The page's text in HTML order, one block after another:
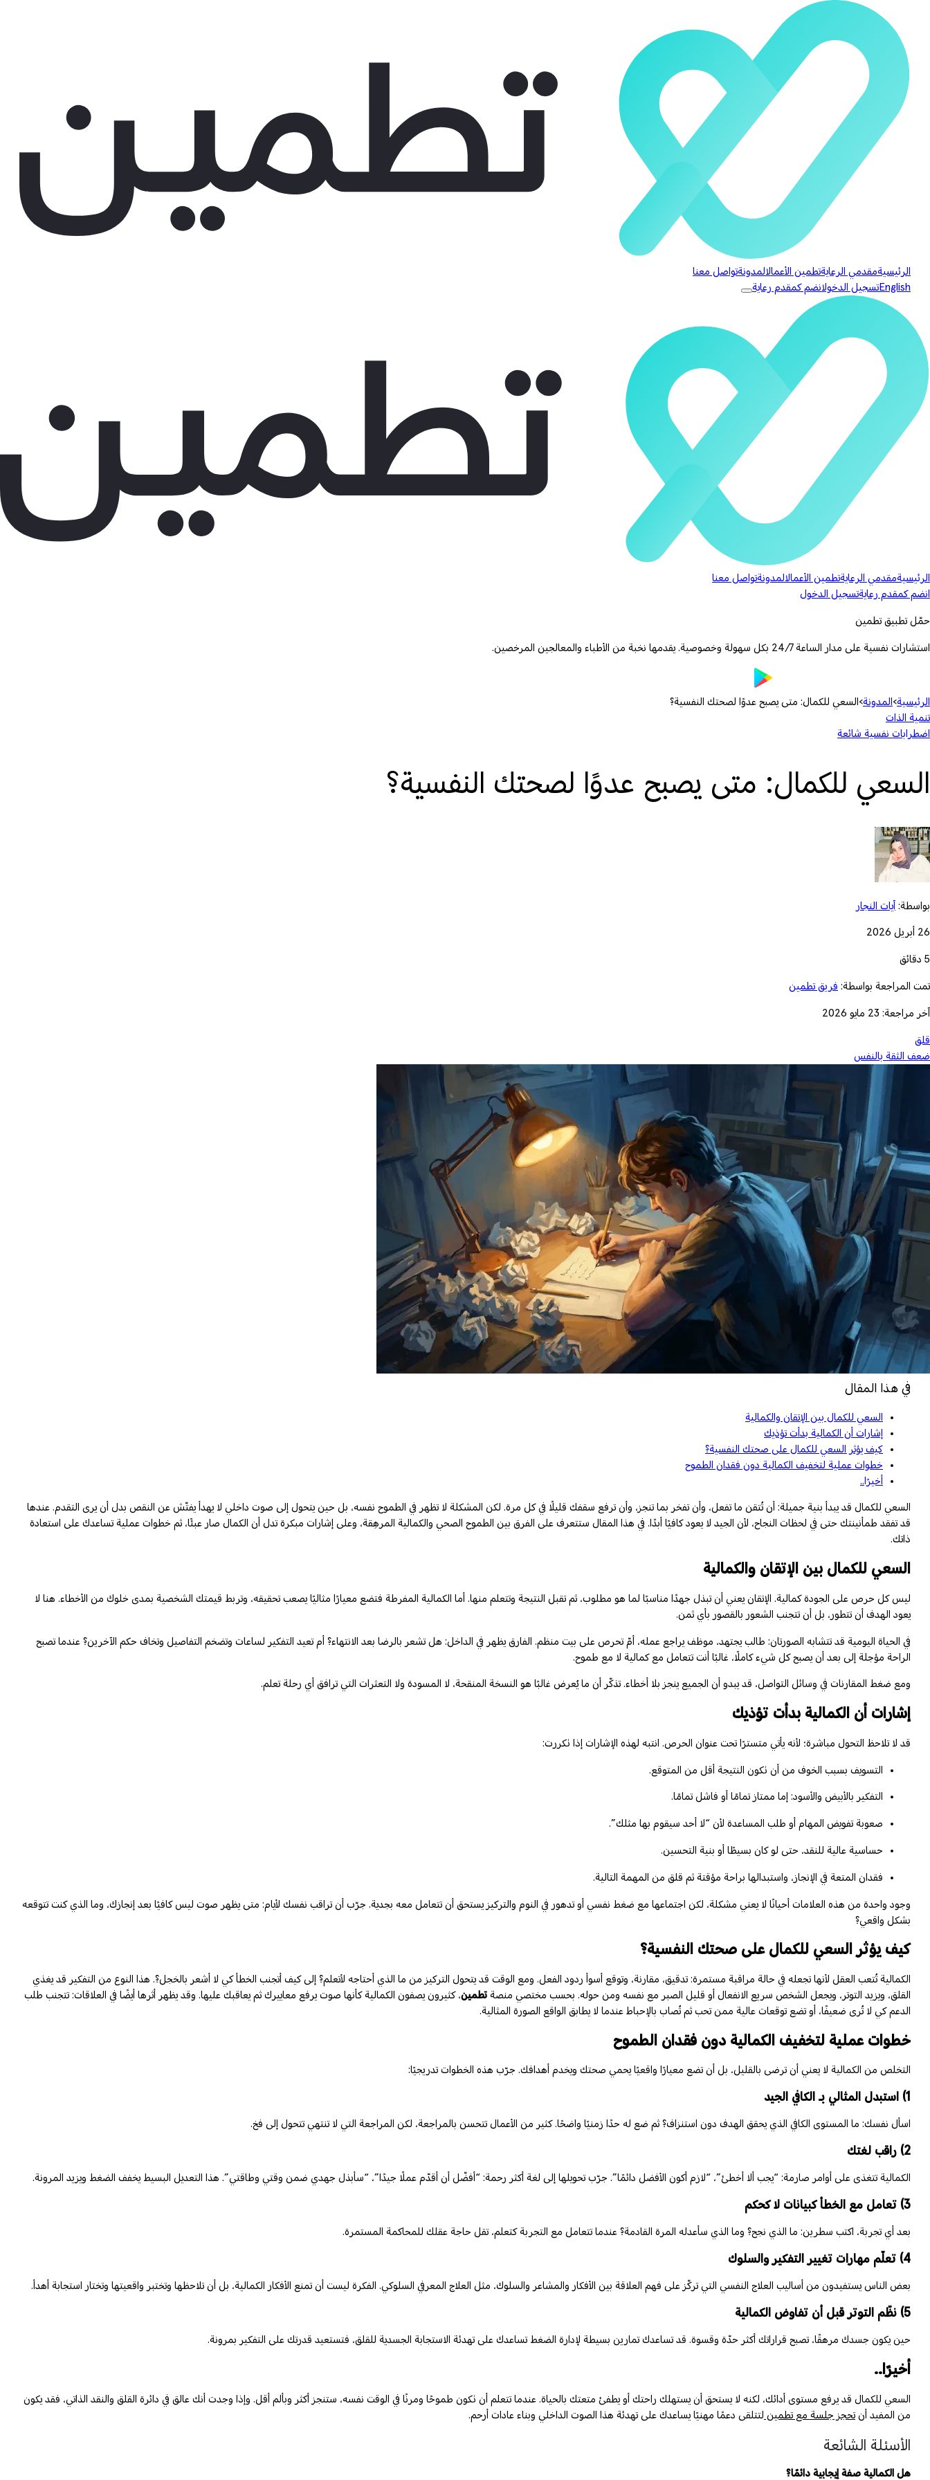
الرئيسيةمقدمي الرعايةتطمين الأعمالالمدونةتواصل معنا
English تسجيل الدخولانضم كمقدم رعاية
الرئيسيةمقدمي الرعايةتطمين الأعمالالمدونةتواصل معنا
انضم كمقدم رعايةتسجيل الدخول
حمّل تطبيق تطمين
استشارات نفسية على مدار الساعة 24/7 بكل سهولة وخصوصية. يقدمها نخبة من الأطباء والمعالجين المرخصين.
الرئيسية› المدونة› السعي للكمال: متى يصبح عدوًا لصحتك النفسية؟
تنمية الذات
اضطرابات نفسية شائعة
السعي للكمال: متى يصبح عدوًا لصحتك النفسية؟
بواسطة: آيات النجار
26 أبريل 2026
5 دقائق
تمت المراجعة بواسطة: فريق تطمين
آخر مراجعة: 23 مايو 2026
قلق
ضعف الثقة بالنفس
في هذا المقال
السعي للكمال بين الإتقان والكمالية
إشارات أن الكمالية بدأت تؤذيك
كيف يؤثر السعي للكمال على صحتك النفسية؟
خطوات عملية لتخفيف الكمالية دون فقدان الطموح
أخيرًا..
السعي للكمال قد يبدأ بنية جميلة: أن تُتقن ما تفعل، وأن تفخر بما تنجز، وأن ترفع سقفك قليلًا في كل مرة. لكن المشكلة لا تظهر في الطموح نفسه، بل حين يتحول إلى صوت داخلي لا يهدأ يفتّش عن النقص بدل أن يرى التقدم. عندها
قد تفقد طمأنينتك حتى في لحظات النجاح، لأن الجيد لا يعود كافيًا أبدًا. في هذا المقال ستتعرف على الفرق بين الطموح الصحي والكمالية المرهِقة، وعلى إشارات مبكرة تدل أن الكمال صار عبئًا، ثم خطوات عملية تساعدك على استعادة
ذاتك.
السعي للكمال بين الإتقان والكمالية
ليس كل حرص على الجودة كمالية. الإتقان يعني أن تبذل جهدًا مناسبًا لما هو مطلوب، ثم تقبل النتيجة وتتعلم منها. أما الكمالية المفرطة فتضع معيارًا مثاليًا يصعب تحقيقه، وتربط قيمتك الشخصية بمدى خلوك من الأخطاء. هنا لا
يعود الهدف أن تتطور، بل أن تتجنب الشعور بالقصور بأي ثمن.
في الحياة اليومية قد تتشابه الصورتان: طالب يجتهد، موظف يراجع عمله، أمّ تحرص على بيت منظم. الفارق يظهر في الداخل: هل تشعر بالرضا بعد الانتهاء؟ أم تعيد التفكير لساعات وتضخم التفاصيل وتخاف حكم الآخرين؟ عندما تصبح
الراحة مؤجلة إلى بعد أن يصبح كل شيء كاملًا، غالبًا أنت تتعامل مع كمالية لا مع طموح.
ومع ضغط المقارنات في وسائل التواصل، قد يبدو أن الجميع ينجز بلا أخطاء. تذكّر أن ما يُعرض غالبًا هو النسخة المنقحة، لا المسودة ولا التعثرات التي ترافق أي رحلة تعلم.
إشارات أن الكمالية بدأت تؤذيك
قد لا تلاحظ التحول مباشرة؛ لأنه يأتي متسترًا تحت عنوان الحرص. انتبه لهذه الإشارات إذا تكررت:
التسويف بسبب الخوف من أن تكون النتيجة أقل من المتوقع.
التفكير بالأبيض والأسود: إما ممتاز تمامًا أو فاشل تمامًا.
صعوبة تفويض المهام أو طلب المساعدة لأن “لا أحد سيقوم بها مثلك”.
حساسية عالية للنقد، حتى لو كان بسيطًا أو بنية التحسين.
فقدان المتعة في الإنجاز، واستبدالها براحة مؤقتة ثم قلق من المهمة التالية.
وجود واحدة من هذه العلامات أحيانًا لا يعني مشكلة، لكن اجتماعها مع ضغط نفسي أو تدهور في النوم والتركيز يستحق أن تتعامل معه بجدية. جرّب أن تراقب نفسك لأيام: متى يظهر صوت ليس كافيًا بعد إنجازك، وما الذي كنت تتوقعه
بشكل واقعي؟
كيف يؤثر السعي للكمال على صحتك النفسية؟
الكمالية تُتعب العقل لأنها تجعله في حالة مراقبة مستمرة: تدقيق، مقارنة، وتوقع أسوأ ردود الفعل. ومع الوقت قد يتحول التركيز من ما الذي أحتاجه لأتعلم؟ إلى كيف أتجنب الخطأ كي لا أشعر بالخجل؟. هذا النوع من التفكير قد يغذي
القلق، ويزيد التوتر، ويجعل الشخص سريع الانفعال أو قليل الصبر مع نفسه ومن حوله. بحسب مختصي منصة تطمين، كثيرون يصفون الكمالية كأنها صوت يرفع معاييرك ثم يعاقبك عليها. وقد يظهر أثرها أيضًا في العلاقات: تتجنب طلب
الدعم كي لا تُرى ضعيفًا، أو تضع توقعات عالية ممن تحب ثم تُصاب بالإحباط عندما لا يطابق الواقع الصورة المثالية.
خطوات عملية لتخفيف الكمالية دون فقدان الطموح
التخلص من الكمالية لا يعني أن ترضى بالقليل، بل أن تضع معيارًا واقعيًا يحمي صحتك ويخدم أهدافك. جرّب هذه الخطوات تدريجيًا:
1) استبدل المثالي بـ الكافي الجيد
اسأل نفسك: ما المستوى الكافي الذي يحقق الهدف دون استنزاف؟ ثم ضع له حدًا زمنيًا واضحًا. كثير من الأعمال تتحسن بالمراجعة، لكن المراجعة التي لا تنتهي تتحول إلى فخ.
2) راقب لغتك
الكمالية تتغذى على أوامر صارمة: “يجب ألا أخطئ”، “لازم أكون الأفضل دائمًا”. جرّب تحويلها إلى لغة أكثر رحمة: “أفضّل أن أقدّم عملًا جيدًا”، “سأبذل جهدي ضمن وقتي وطاقتي”. هذا التعديل البسيط يخفف الضغط ويزيد المرونة.
3) تعامل مع الخطأ كبيانات لا كحكم
بعد أي تجربة، اكتب سطرين: ما الذي نجح؟ وما الذي سأعدله المرة القادمة؟ عندما تتعامل مع التجربة كتعلم، تقل حاجة عقلك للمحاكمة المستمرة.
4) تعلّم مهارات تغيير التفكير والسلوك
بعض الناس يستفيدون من أساليب العلاج النفسي التي تركّز على فهم العلاقة بين الأفكار والمشاعر والسلوك، مثل العلاج المعرفي السلوكي. الفكرة ليست أن تمنع الأفكار الكمالية، بل أن تلاحظها وتختبر واقعيتها وتختار استجابة أهدأ.
5) نظّم التوتر قبل أن تفاوض الكمالية
حين يكون جسدك مرهقًا، تصبح قراراتك أكثر حدّة وقسوة. قد تساعدك تمارين بسيطة لإدارة الضغط تساعدك على تهدئة الاستجابة الجسدية للقلق، فتستعيد قدرتك على التفكير بمرونة.
أخيرًا..
السعي للكمال قد يرفع مستوى أدائك، لكنه لا يستحق أن يستهلك راحتك أو يطفئ متعتك بالحياة. عندما تتعلم أن تكون طموحًا ومرنًا في الوقت نفسه، ستنجز أكثر وبألم أقل. وإذا وجدت أنك عالق في دائرة القلق والنقد الذاتي، فقد يكون
من المفيد أن تحجز جلسة مع تطمين لتتلقى دعمًا مهنيًا يساعدك على تهدئة هذا الصوت الداخلي وبناء عادات أرحم.
الأسئلة الشائعة
هل الكمالية صفة إيجابية دائمًا؟